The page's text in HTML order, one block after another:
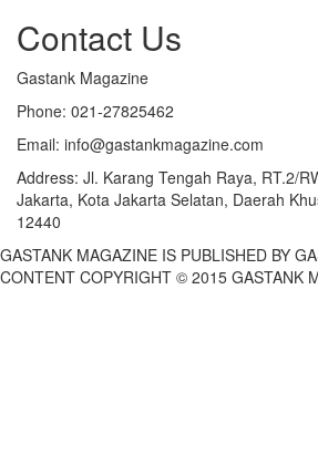
Contact Us
Gastank Magazine
Phone: 021-27825462
Email: info@gastankmagazine.com
Address: Jl. Karang Tengah Raya, RT.2/
Jakarta, Kota Jakarta Selatan, Daerah
12440
GASTANK MAGAZINE IS PUBLISHED BY
CONTENT COPYRIGHT © 2015 GASTANK